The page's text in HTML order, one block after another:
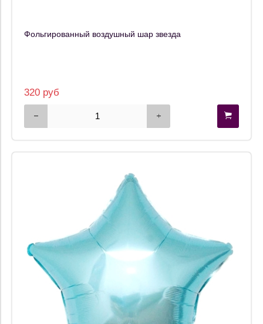
Фольгированный воздушный шар звезда
320 руб